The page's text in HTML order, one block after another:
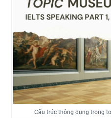
Cấu trúc thông dụng trong